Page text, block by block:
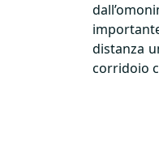
distanza
corridoio